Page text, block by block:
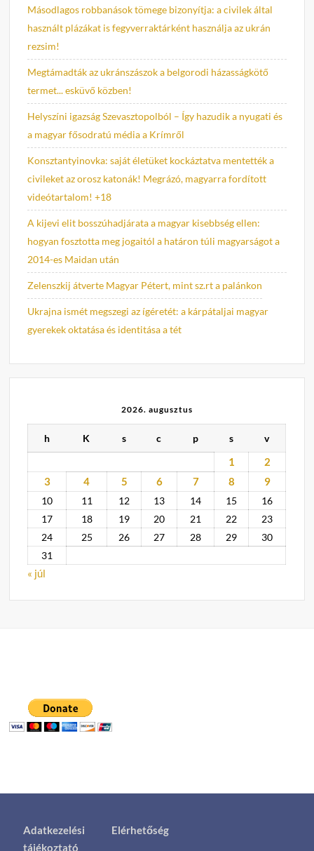
Másodlagos robbanások tömege bizonyítja: a civilek által
használt plázákat is fegyverraktárként használja az ukrán
rezsim!
Megtámadták az ukránszászok a belgorodi házasságkötő
termet... esküvő közben!
Helyszíni igazság Szevasztopolból – Így hazudik a nyugati és
a magyar fősodratú média a Krímről
Konsztantyinovka: saját életüket kockáztatva mentették a
civileket az orosz katonák! Megrázó, magyarra fordított
videótartalom! +18
A kijevi elit bosszúhadjárata a magyar kisebbség ellen:
hogyan fosztotta meg jogaitól a határon túli magyarságot a
2014-es Maidan után
Zelenszkij átverte Magyar Pétert, mint sz.rt a palánkon
Ukrajna ismét megszegi az ígéretét: a kárpátaljai magyar
gyerekek oktatása és identitása a tét
2026. augusztus
h K s c p s v
1
2
3
4 5 6 7 8 9
10 11 12 13 14 15
16
17
18 19 20 21 22
23
24
25 26 27 28 29
30
31
« júl
Adatkezelési
tájékoztató
Elérhetőség